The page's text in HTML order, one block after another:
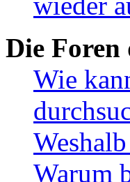
Die Foren
Wie
Warum